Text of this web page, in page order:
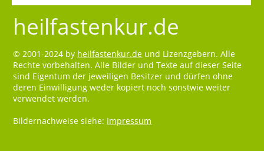
heilfastenkur.de
© 2001-2024 by heilfastenkur.de und Lizenzgebern. Alle
Rechte vorbehalten. Alle Bilder und Texte auf dieser Seite
sind Eigentum der jeweiligen Besitzer und dürfen ohne
deren Einwilligung weder kopiert noch sonstwie weiter
verwendet werden.
Bildernachweise siehe: Impressum